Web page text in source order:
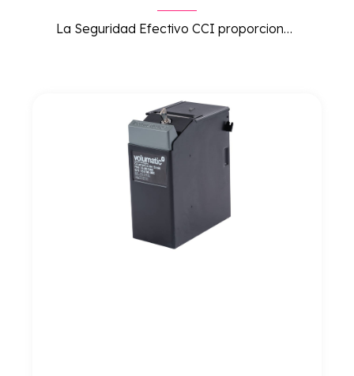
La Seguridad Efectivo CCI proporciona una protección avanzada para el manejo de efectivo en puntos de venta, optimizando la seguridad y reduciendo el riesgo de robos y errores.